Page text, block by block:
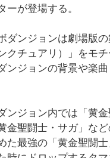
ーが登場する。
ダンジョンは劇場版
クチュアリ）」をモ
ンジョンの背景や楽
ンジョン内では「黄
金聖闘士・サガ」な
た最強の「黄金聖闘